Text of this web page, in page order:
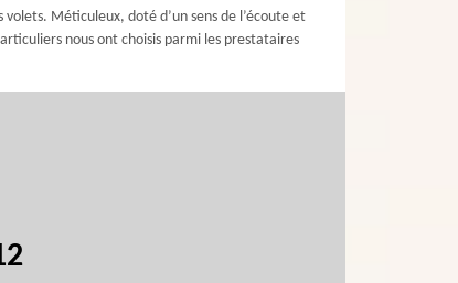
Méticuleux, doté d’un sens de l’écoute et
nous ont choisis parmi les prestataires